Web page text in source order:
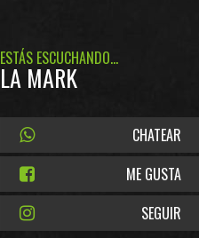
ESTÁS ESCUCHANDO...
LA MARK
CHATEAR
ME GUSTA
SEGUIR